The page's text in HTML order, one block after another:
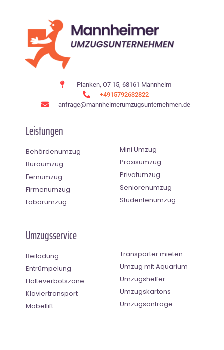
Planken, O7 15, 68161 Mannheim
+4915792632822
anfrage@mannheimerumzugsunternehmen.de
Leistungen
Behördenumzug
Büroumzug
Fernumzug
Firmenumzug
Laborumzug
Mini Umzug
Praxisumzug
Privatumzug
Seniorenumzug
Studentenumzug
Umzugsservice
Beiladung
Entrümpelung
Halteverbotszone
Klaviertransport
Möbellift
Transporter mieten
Umzug mit Aquarium
Umzugshelfer
Umzugskartons
Umzugsanfrage